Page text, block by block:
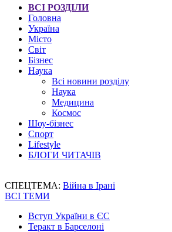
ВСІ РОЗДІЛИ
Головна
Україна
Місто
Світ
Бізнес
Наука
Всі новини розділу
Наука
Медицина
Космос
Шоу-бізнес
Спорт
Lifestyle
БЛОГИ ЧИТАЧІВ
СПЕЦТЕМА: Війна в Ірані
ВСІ ТЕМИ
Вступ України в ЄС
Теракт в Барселоні